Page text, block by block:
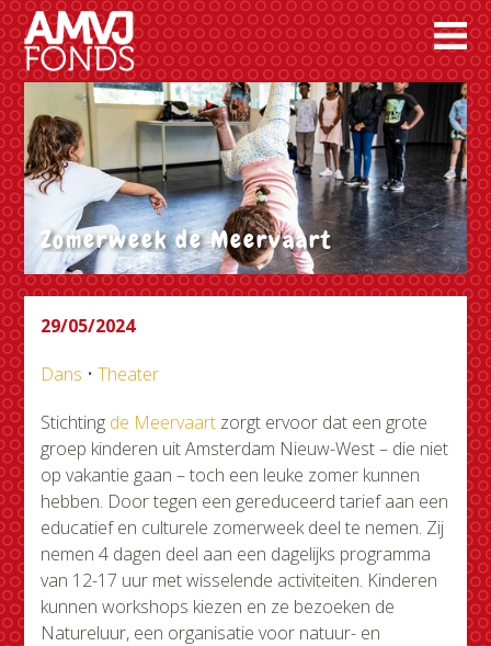
Zomerweek de Meervaart
29/05/2024
Dans •Theater
Stichting de Meervaart zorgt ervoor dat een grote
groep kinderen uit Amsterdam Nieuw-West – die niet
op vakantie gaan – toch een leuke zomer kunnen
hebben. Door tegen een gereduceerd tarief aan een
educatief en culturele zomerweek deel te nemen. Zij
nemen 4 dagen deel aan een dagelijks programma
van 12-17 uur met wisselende activiteiten. Kinderen
kunnen workshops kiezen en ze bezoeken de
Natureluur, een organisatie voor natuur- en